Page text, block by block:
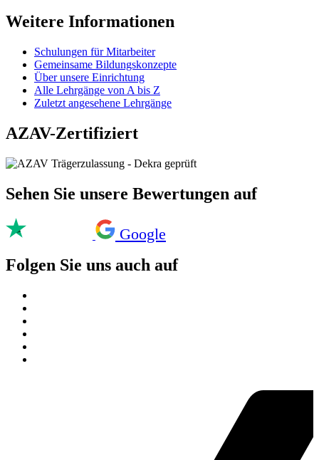
Weitere Informationen
Schulungen für Mitarbeiter
Gemeinsame Bildungskonzepte
Über unsere Einrichtung
Alle Lehrgänge von A bis Z
Zuletzt angesehene Lehrgänge
AZAV-Zertifiziert
Sehen Sie unsere Bewertungen auf
Google
Folgen Sie uns auch auf